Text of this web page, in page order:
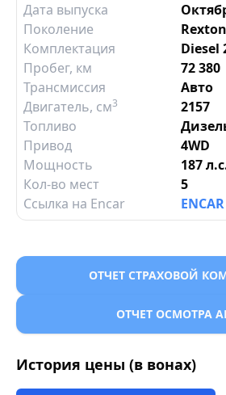
Дата выпуска
Поколение
Комплектация
Diesel
Пробег, км
72 380
Трансмиссия
Авто
Двигатель, см3
2157
Топливо
Привод
4WD
Мощность
187
Кол-во мест
5
Ссылка на Encar
ENCAR
ОТЧЕТ СТРАХОВОЙ
ОТЧЕТ ОСМОТРА
История цены (в вонах)